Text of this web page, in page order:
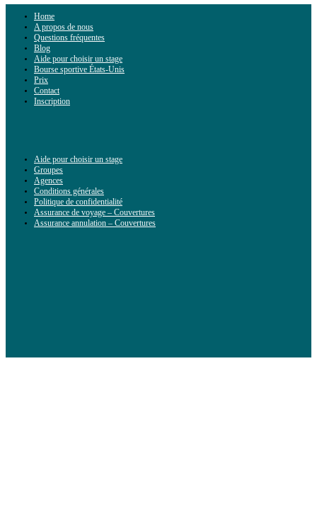
Home
A propos de nous
Questions fréquentes
Blog
Aide pour choisir un stage
Bourse sportive États-Unis
Prix
Contact
Inscription
Aide pour choisir un stage
Groupes
Agences
Conditions générales
Politique de confidentialité
Assurance de voyage – Couvertures
Assurance annulation – Couvertures